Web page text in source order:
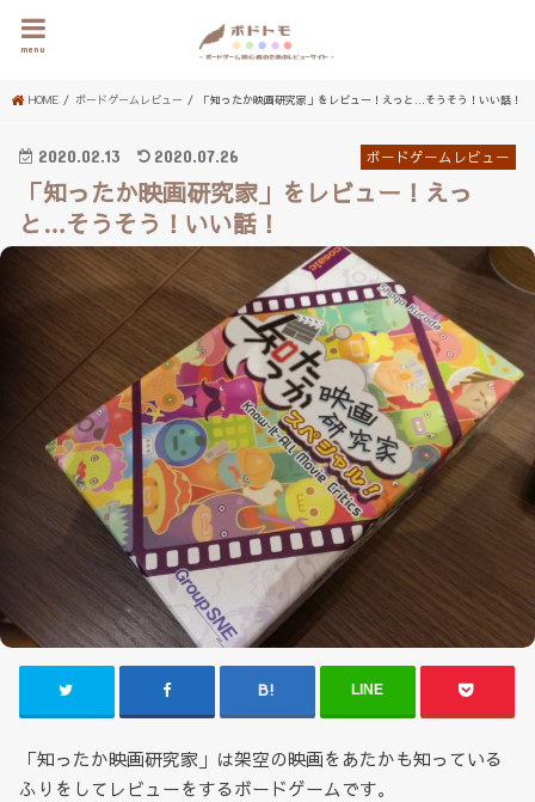
menu
HOME ボードゲームレビュー 「知ったか映画研究家」をレビュー！えっと…そうそう！いい話！
ボードゲームレビュー
2020.02.13 2020.07.26
「知ったか映画研究家」をレビュー！えっ
と…そうそう！いい話！
LINE
「知ったか映画研究家」は架空の映画をあたかも知っている
ふりをしてレビューをするボードゲームです。